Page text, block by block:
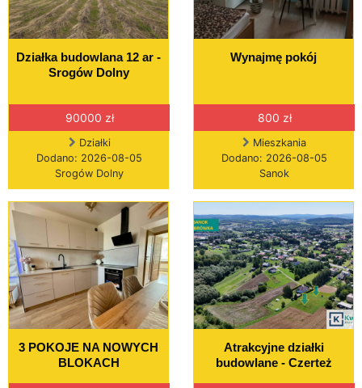
Działka budowlana 12 ar -
Srogów Dolny
90000 zł
Działki
Dodano: 2026-08-05
Srogów Dolny
Wynajmę pokój
800 zł
Mieszkania
Dodano: 2026-08-05
Sanok
3 POKOJE NA NOWYCH
BLOKACH
Atrakcyjne działki
budowlane - Czerteż